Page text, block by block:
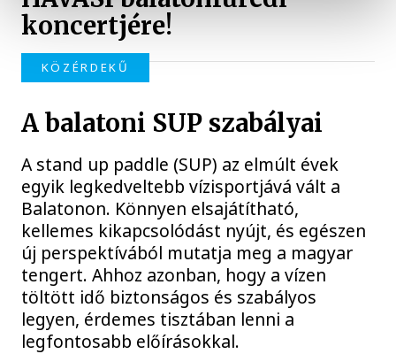
koncertjére!
KÖZÉRDEKŰ
A balatoni SUP szabályai
A stand up paddle (SUP) az elmúlt évek
egyik legkedveltebb vízisportjává vált a
Balatonon. Könnyen elsajátítható,
kellemes kikapcsolódást nyújt, és egészen
új perspektívából mutatja meg a magyar
tengert. Ahhoz azonban, hogy a vízen
töltött idő biztonságos és szabályos
legyen, érdemes tisztában lenni a
legfontosabb előírásokkal.